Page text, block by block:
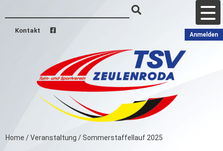
Kontakt
Anmelden
Home /Veranstaltung /Sommerstaffellauf 2025